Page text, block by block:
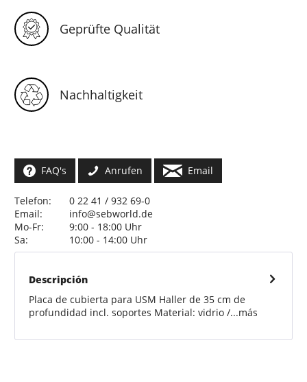
Geprüfte Qualität
Nachhaltigkeit
FAQ's Anrufen Email
Telefon:
0 22 41 / 932 69-0
Email:
info@sebworld.de
Mo-Fr:
9:00 - 18:00 Uhr
Sa:
10:00 - 14:00 Uhr
Descripción
Placa de cubierta para USM Haller de 35 cm de
profundidad incl. soportes Material: vidrio /...más